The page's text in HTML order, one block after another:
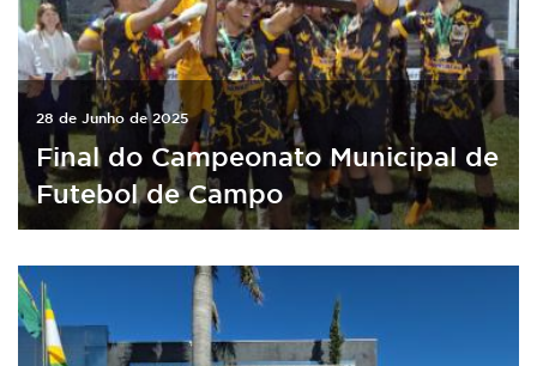
28 de Junho de 2025
Final do Campeonato Municipal de
Futebol de Campo